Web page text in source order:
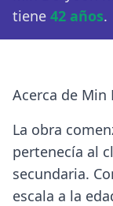
tiene 42 años.
Acerca de Min
La obra
pertenecía al
secundaria.
escala a la